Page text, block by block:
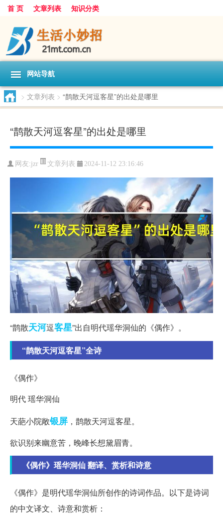
首 页 文章列表 知识分类
网站导航
> 文章列表 > “鹊散天河逗客星”的出处是哪里
“鹊散天河逗客星”的出处是哪里
网友:jzr 文章列表 2024-11-12 23:16:46
“鹊散天河逗客星”出自明代瑶华洞仙的《偶作》。
“鹊散天河逗客星”全诗
《偶作》
明代 瑶华洞仙
天葩小院敞银屏 ，鹊散天河逗客星。
欲识别来幽意苦，晚峰长想黛眉青。
《偶作》瑶华洞仙 翻译、赏析和诗意
《偶作》是明代瑶华洞仙所创作的诗词作品。以下是诗词
的中文译文、诗意和赏析：